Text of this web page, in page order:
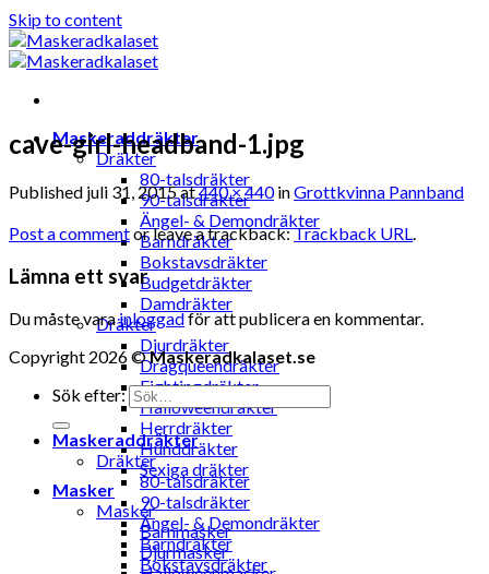
Skip to content
Maskeraddräkter
Dräkter
80-talsdräkter
90-talsdräkter
Ängel- & Demondräkter
Barndräkter
Bokstavsdräkter
Budgetdräkter
Damdräkter
Dräkter
Djurdräkter
Dragqueendräkter
Fightingdräkter
Halloweendräkter
Herrdräkter
Hunddräkter
Sexiga dräkter
Masker
Masker
Barnmasker
Djurmasker
cave-girl-headband-1.jpg
Published juli 31, 2015at440 × 440inGrottkvinna Pannband
Post a commentor leave a trackback:Trackback URL.
Lämna ett svar
Du måste varainloggadför att publicera en kommentar.
Copyright 2026 ©Maskeradkalaset.se
Sök efter:
Maskeraddräkter
Dräkter
80-talsdräkter
90-talsdräkter
Ängel- & Demondräkter
Barndräkter
Bokstavsdräkter